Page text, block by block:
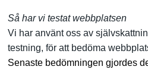
Så har vi testat webbplatsen
Vi har använt oss av
testning, för att bedöma
Senaste bedömningen gjordes